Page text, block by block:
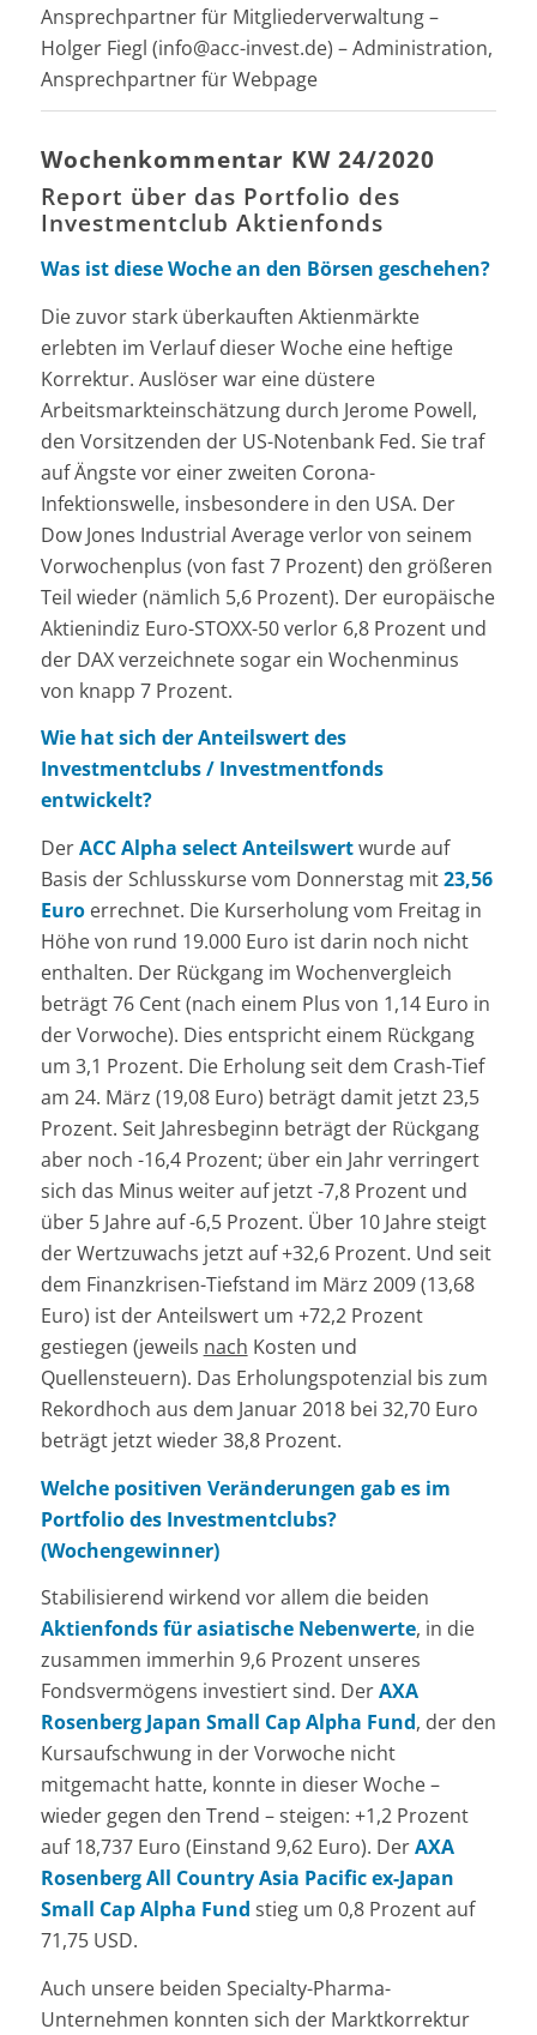
Ansprechpartner für Mitgliederverwaltung –
Holger Fiegl (info@acc-invest.de) – Administration,
Ansprechpartner für Webpage
Wochenkommentar KW 24/2020
Report über das Portfolio des
Investmentclub Aktienfonds
Was ist diese Woche an den Börsen geschehen?
Die zuvor stark überkauften Aktienmärkte
erlebten im Verlauf dieser Woche eine heftige
Korrektur. Auslöser war eine düstere
Arbeitsmarkteinschätzung durch Jerome Powell,
den Vorsitzenden der US-Notenbank Fed. Sie traf
auf Ängste vor einer zweiten Corona-
Infektionswelle, insbesondere in den USA. Der
Dow Jones Industrial Average verlor von seinem
Vorwochenplus (von fast 7 Prozent) den größeren
Teil wieder (nämlich 5,6 Prozent). Der europäische
Aktienindiz Euro-STOXX-50 verlor 6,8 Prozent und
der DAX verzeichnete sogar ein Wochenminus
von knapp 7 Prozent.
Wie hat sich der Anteilswert des
Investmentclubs / Investmentfonds
entwickelt?
DerACC Alpha select Anteilswertwurde auf
Basis der Schlusskurse vom Donnerstag mit23,56
Euro errechnet. Die Kurserholung vom Freitag in
Höhe von rund 19.000 Euro ist darin noch nicht
enthalten. Der Rückgang im Wochenvergleich
beträgt 76 Cent (nach einem Plus von 1,14 Euro in
der Vorwoche). Dies entspricht einem Rückgang
um 3,1 Prozent. Die Erholung seit dem Crash-Tief
am 24. März (19,08 Euro) beträgt damit jetzt 23,5
Prozent. Seit Jahresbeginn beträgt der Rückgang
aber noch -16,4 Prozent; über ein Jahr verringert
sich das Minus weiter auf jetzt -7,8 Prozent und
über 5 Jahre auf -6,5 Prozent. Über 10 Jahre steigt
der Wertzuwachs jetzt auf +32,6 Prozent. Und seit
dem Finanzkrisen-Tiefstand im März 2009 (13,68
Euro) ist der Anteilswert um +72,2 Prozent
gestiegen (jeweils nach Kosten und
Quellensteuern). Das Erholungspotenzial bis zum
Rekordhoch aus dem Januar 2018 bei 32,70 Euro
beträgt jetzt wieder 38,8 Prozent.
Welche positiven Veränderungen gab es im
Portfolio des Investmentclubs?
(Wochengewinner)
Stabilisierend wirkend vor allem die beiden
Aktienfonds für asiatische Nebenwerte, in die
zusammen immerhin 9,6 Prozent unseres
Fondsvermögens investiert sind. DerAXA
Rosenberg Japan Small Cap Alpha Fund, der den
Kursaufschwung in der Vorwoche nicht
mitgemacht hatte, konnte in dieser Woche –
wieder gegen den Trend – steigen: +1,2 Prozent
auf 18,737 Euro (Einstand 9,62 Euro). DerAXA
Rosenberg All Country Asia Pacific ex-Japan
Small Cap Alpha Fund stieg um 0,8 Prozent auf
71,75 USD.
Auch unsere beiden Specialty-Pharma-
Unternehmen konnten sich der Marktkorrektur